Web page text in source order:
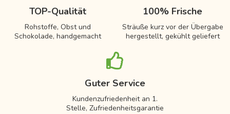
TOP-Qualität
Rohstoffe, Obst und
Schokolade, handgemacht
100% Frische
Sträuße kurz vor der Übergabe
hergestellt, gekühlt geliefert
Guter Service
Kundenzufriedenheit an 1.
Stelle, Zufriedenheitsgarantie